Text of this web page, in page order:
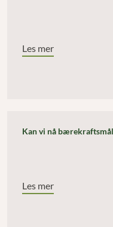
Les mer
Kan vi nå
Les mer